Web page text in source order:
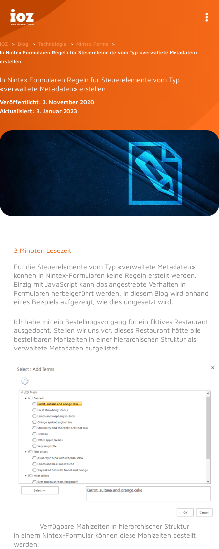
Inhalt
springen
IOZ Blog Technologie
Nintex Forms
In Nintex Formularen Regeln für Steuerelemente vom Typ «verwaltete Metadaten»
erstellen
In Nintex Formularen Regeln für Steuerelemente vom Typ
«verwaltete Metadaten» erstellen
Veröffentlicht: 3. November 2020
Aktualisiert: 3. Januar 2023
3 Minuten Lesezeit
Für die Steuerelemente vom Typ «verwaltete Metadaten»
können in Nintex-Formularen keine Regeln erstellt werden.
Einzig mit JavaScript kann das angestrebte Verhalten in
Formularen herbeigeführt werden. In diesem Blog wird anhand
eines Beispiels aufgezeigt, wie dies umgesetzt wird.
Ich habe mir ein Bestellungsvorgang für ein fiktives Restaurant
ausgedacht. Stellen wir uns vor, dieses Restaurant hätte alle
bestellbaren Mahlzeiten in einer hierarchischen Struktur als
verwaltete Metadaten aufgelistet:
Verfügbare Mahlzeiten in hierarchischer Struktur
In einem Nintex-Formular können diese Mahlzeiten bestellt
werden: